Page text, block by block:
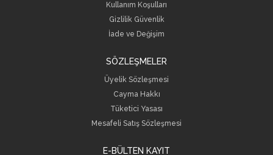
Kullanım Koşulları
Gizlilik Güvenlik
İade ve Değişim
SÖZLEŞMELER
Üyelik Sözleşmesi
Cayma Hakkı
Tüketici Yasası
Mesafeli Satış Sözleşmesi
E-BÜLTEN KAYIT